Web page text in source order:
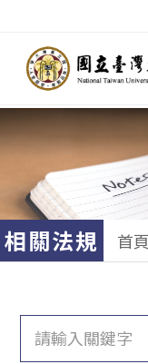
相關法規 首頁